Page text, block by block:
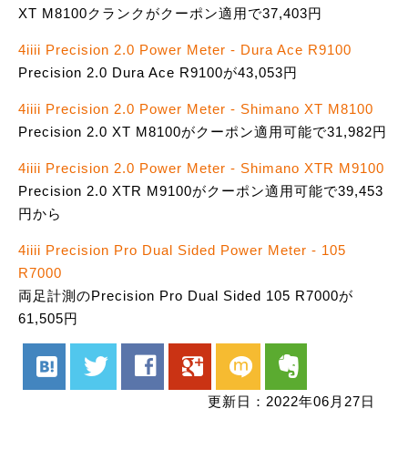
XT M8100クランクがクーポン適用で37,403円
4iiii Precision 2.0 Power Meter - Dura Ace R9100
Precision 2.0 Dura Ace R9100が43,053円
4iiii Precision 2.0 Power Meter - Shimano XT M8100
Precision 2.0 XT M8100がクーポン適用可能で31,982円
4iiii Precision 2.0 Power Meter - Shimano XTR M9100
Precision 2.0 XTR M9100がクーポン適用可能で39,453
円から
4iiii Precision Pro Dual Sided Power Meter - 105
R7000
両足計測のPrecision Pro Dual Sided 105 R7000が
61,505円
hatenabookmark twitter facebook google mixi evernote
更新日：2022年06月27日